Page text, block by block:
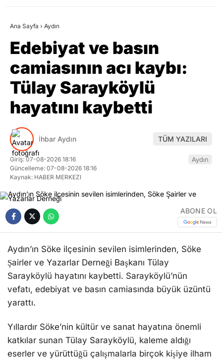
Ana Sayfa › Aydın
Edebiyat ve basın
camiasının acı kaybı:
Tülay Sarayköylü
hayatını kaybetti
İhbar Aydın TÜM YAZILARI
Giriş: 07-08-2026 18:16
Güncelleme: 07-08-2026 18:16
Kaynak: HABER MERKEZI
Aydın
ABONE OL
Aydın’ın Söke ilçesinin sevilen isimlerinden, Söke
Şairler ve Yazarlar Derneği Başkanı Tülay
Sarayköylü hayatını kaybetti. Sarayköylü’nün
vefatı, edebiyat ve basın camiasında büyük üzüntü
yarattı.
Yıllardır Söke’nin kültür ve sanat hayatına önemli
katkılar sunan Tülay Sarayköylü, kaleme aldığı
eserler ve yürüttüğü çalışmalarla birçok kişiye ilham